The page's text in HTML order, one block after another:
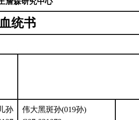
血统书
孙
伟大黑斑孙(019孙)